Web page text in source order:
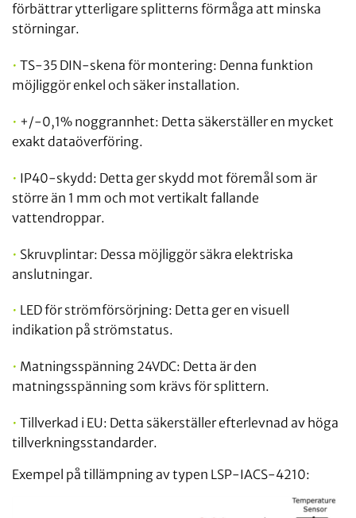
förbättrar ytterligare splitterns förmåga att minska
störningar.
• TS-35 DIN-skena för montering: Denna funktion
möjliggör enkel och säker installation.
• +/-0,1% noggrannhet: Detta säkerställer en mycket
exakt dataöverföring.
• IP40-skydd: Detta ger skydd mot föremål som är
större än 1 mm och mot vertikalt fallande
vattendroppar.
• Skruvplintar: Dessa möjliggör säkra elektriska
anslutningar.
• LED för strömförsörjning: Detta ger en visuell
indikation på strömstatus.
• Matningsspänning 24VDC: Detta är den
matningsspänning som krävs för splittern.
• Tillverkad i EU: Detta säkerställer efterlevnad av höga
tillverkningsstandarder.
Exempel på tillämpning av typen LSP-IACS-4210: